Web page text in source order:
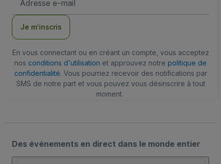
e-
Je m’inscris
En vous connectant ou en créant un compte, vous acceptez
nos conditions d'utilisation et approuvez notre politique de
confidentialité. Vous pourriez recevoir des notifications par
SMS de notre part et vous pouvez vous désinscrire à tout
moment.
Des événements en direct dans le monde entier